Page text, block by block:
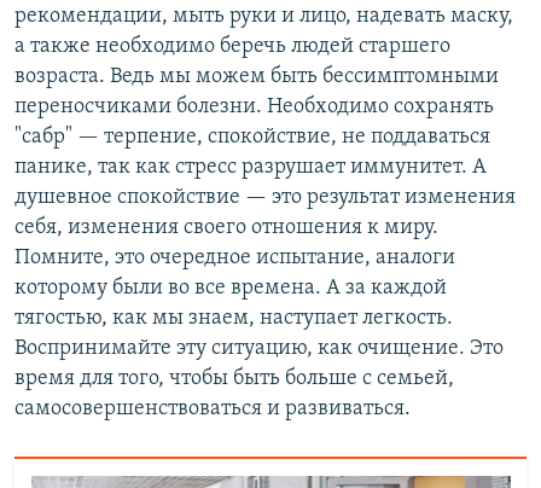
рекомендации, мыть руки и лицо, надевать маску,
а также необходимо беречь людей старшего
возраста. Ведь мы можем быть бессимптомными
переносчиками болезни. Необходимо сохранять
"сабр" — терпение, спокойствие, не поддаваться
панике, так как стресс разрушает иммунитет. А
душевное спокойствие — это результат изменения
себя, изменения своего отношения к миру.
Помните, это очередное испытание, аналоги
которому были во все времена. А за каждой
тягостью, как мы знаем, наступает легкость.
Воспринимайте эту ситуацию, как очищение. Это
время для того, чтобы быть больше с семьей,
самосовершенствоваться и развиваться.